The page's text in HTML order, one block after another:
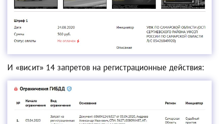
И «висит» 14 запретов на регистрационные действия: